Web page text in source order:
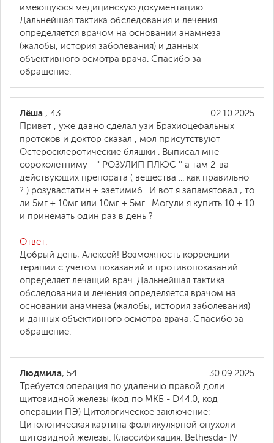
имеющуюся медицинскую документацию.
Дальнейшая тактика обследования и лечения
определяется врачом на основании анамнеза
(жалобы, история заболевания) и данных
объективного осмотра врача. Спасибо за
обращение.
02.10.2025
Лёша , 43
Привет , уже давно сделал узи Брахиоцефальных
протоков и доктор сказал , мол присутствуют
Остеросклеротические бляшки . Выписал мне
сороколетниму - '' РОЗУЛИП ПЛЮС '' а там 2-ва
действующих препората ( вещества ... как правильно
? ) розувастатин + эзетимиб . И вот я запамятовал , то
ли 5мг + 10мг или 10мг + 5мг . Могули я купить 10 + 10
и принемать один раз в день ?
Ответ:
Добрый день, Алексей! Возможность коррекции
терапии с учетом показаний и противопоказаний
определяет лечащий врач. Дальнейшая тактика
обследования и лечения определяется врачом на
основании анамнеза (жалобы, история заболевания)
и данных объективного осмотра врача. Спасибо за
обращение.
30.09.2025
Людмила, 54
Требуется операция по удалению правой доли
щитовидной железы (код по МКБ - D44.0, код
операции ПЭ) Цитологическое заключение:
Цитологическая картина фолликулярной опухоли
щитовидной железы. Классификация: Bethesda- IV